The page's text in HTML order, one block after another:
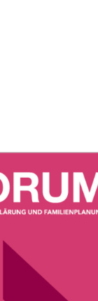
Lehrerinnen